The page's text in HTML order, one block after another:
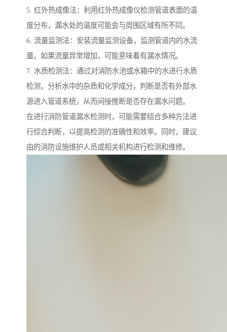
5. 红外热成像法：利用红外热成像仪检测管道表面的温
度分布，漏水处的温度可能会与周围区域有所不同。
6. 流量监测法：安装流量监测设备，监测管道内的水流
量。如果流量异常增加，可能意味着有漏水情况。
7. 水质检测法：通过对消防水池或水箱中的水进行水质
检测，分析水中的杂质和化学成分，判断是否有外部水
源进入管道系统，从而间接推断是否存在漏水问题。
在进行消防管道漏水检测时，可能需要结合多种方法进
行综合判断，以提高检测的准确性和效率。同时，建议
由的消防设施维护人员或相关机构进行检测和维修。